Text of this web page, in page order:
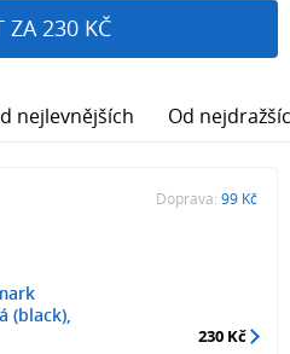
ZA 230 KČ
nejlevnějších Od
(black),
Doprava: 99 Kč
230 Kč